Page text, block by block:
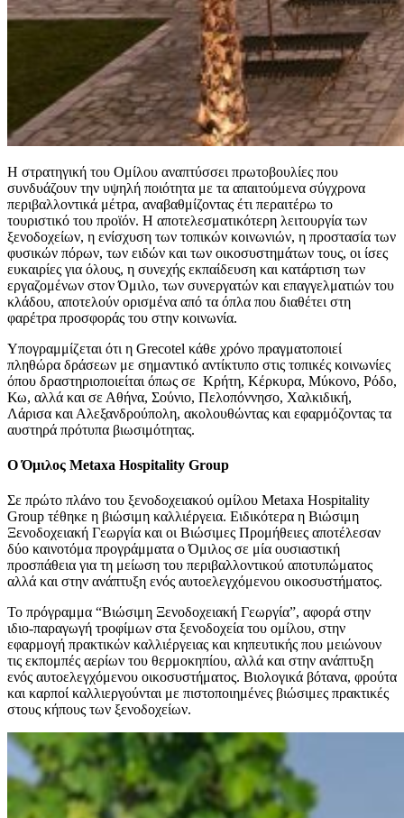
Η στρατηγική του Ομίλου αναπτύσσει πρωτοβουλίες που
συνδυάζουν την υψηλή ποιότητα με τα απαιτούμενα σύγχρονα
περιβαλλοντικά μέτρα, αναβαθμίζοντας έτι περαιτέρω το
τουριστικό του προϊόν. Η αποτελεσματικότερη λειτουργία των
ξενοδοχείων, η ενίσχυση των τοπικών κοινωνιών, η προστασία των
φυσικών πόρων, των ειδών και των οικοσυστημάτων τους, οι ίσες
ευκαιρίες για όλους, η συνεχής εκπαίδευση και κατάρτιση των
εργαζομένων στον Όμιλο, των συνεργατών και επαγγελματιών του
κλάδου, αποτελούν ορισμένα από τα όπλα που διαθέτει στη
φαρέτρα προσφοράς του στην κοινωνία.
Υπογραμμίζεται ότι η Grecotel κάθε χρόνο πραγματοποιεί
πληθώρα δράσεων με σημαντικό αντίκτυπο στις τοπικές κοινωνίες
όπου δραστηριοποιείται όπως σε Κρήτη, Κέρκυρα, Μύκονο, Ρόδο,
Κω, αλλά και σε Αθήνα, Σούνιο, Πελοπόννησο, Χαλκιδική,
Λάρισα και Αλεξανδρούπολη, ακολουθώντας και εφαρμόζοντας τα
αυστηρά πρότυπα βιωσιμότητας.
Ο Όμιλος Metaxa Hospitality Group
Σε πρώτο πλάνο του ξενοδοχειακού ομίλου Metaxa Hospitality
Group τέθηκε η βιώσιμη καλλιέργεια. Ειδικότερα η Βιώσιμη
Ξενοδοχειακή Γεωργία και οι Βιώσιμες Προμήθειες αποτέλεσαν
δύο καινοτόμα προγράμματα ο Όμιλος σε μία ουσιαστική
προσπάθεια για τη μείωση του περιβαλλοντικού αποτυπώματος
αλλά και στην ανάπτυξη ενός αυτοελεγχόμενου οικοσυστήματος.
Το πρόγραμμα “Βιώσιμη Ξενοδοχειακή Γεωργία”, αφορά στην
ιδιο-παραγωγή τροφίμων στα ξενοδοχεία του ομίλου, στην
εφαρμογή πρακτικών καλλιέργειας και κηπευτικής που μειώνουν
τις εκπομπές αερίων του θερμοκηπίου, αλλά και στην ανάπτυξη
ενός αυτοελεγχόμενου οικοσυστήματος. Βιολογικά βότανα, φρούτα
και καρποί καλλιεργούνται με πιστοποιημένες βιώσιμες πρακτικές
στους κήπους των ξενοδοχείων.